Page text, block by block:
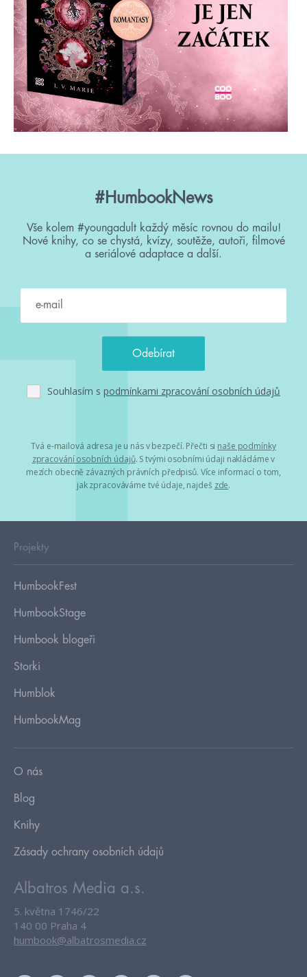
#HumbookNews
Vše kolem #youngadult každý měsíc rovnou do mailu!
Nové knihy, co se chystá, kvízy, soutěže, autoři, filmové
a seriálové adaptace a další.
Souhlasím s podmínkami zpracování osobních údajů
Tvá e-mailová adresa je u nás v bezpečí. Přečti si naše podmínky
zpracování osobních údajů. S tvými osobními údaji nakládáme v
mezích obecně závazných právních předpisů. Více informací o tom,
jak zpracováváme tvé údaje, najdeš zde.
Projekty
HumbookFest
HumbookStage
Humbook blogeři
Storki
Humblok
HumbookMag
O nás
Blog
Knihy
Zásady ochrany osobních údajů
Albatros Media a.s.
5. května 1746/22
140 00 Praha 4
humbook@albatrosmedia.cz